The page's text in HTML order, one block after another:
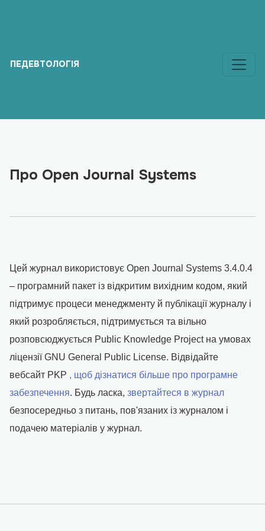
ПЕДЕВТОЛОГІЯ
Про Open Journal Systems
Цей журнал використовує Open Journal Systems 3.4.0.4
– програмний пакет із відкритим вихідним кодом, який
підтримує процеси менеджменту й публікації журналу і
який розробляється, підтримується та вільно
розповсюджується Public Knowledge Project на умовах
ліцензії GNU General Public License. Відвідайте
вебсайт PKP , щоб дізнатися більше про програмне
забезпечення. Будь ласка, звертайтеся в журнал
безпосередньо з питань, пов'язаних із журналом і
подачею матеріалів у журнал.